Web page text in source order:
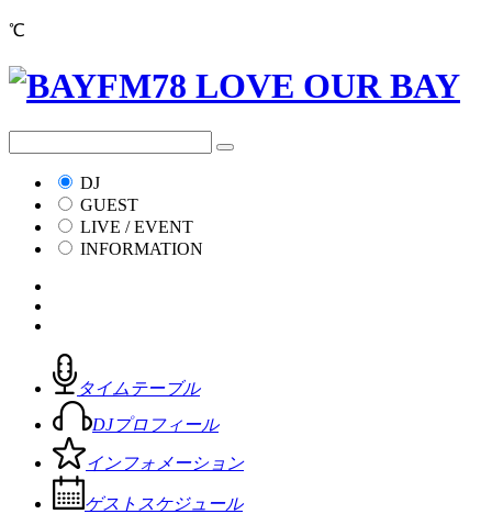
℃
DJ
GUEST
LIVE / EVENT
INFORMATION
タイムテーブル
DJプロフィール
インフォメーション
ゲストスケジュール